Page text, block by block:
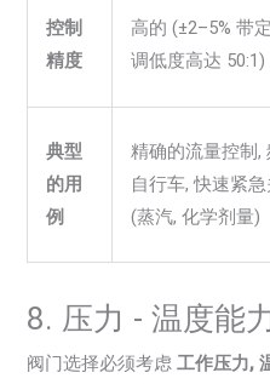
控制
精度
高的 (±2–5% 带
调低度高达 50:1)
典型
的用
例
精确的流量控制,
自行车, 快速紧急
(蒸汽, 化学剂量)
8. 压力 - 温度能
阀门选择必须考虑工作压力,